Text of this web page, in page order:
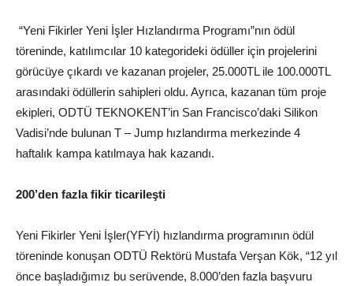
“Yeni Fikirler Yeni İşler Hızlandırma Programı”nın ödül
töreninde, katılımcılar 10 kategorideki ödüller için projelerini
görücüye çıkardı ve kazanan projeler, 25.000TL ile 100.000TL
arasındaki ödüllerin sahipleri oldu. Ayrıca, kazanan tüm proje
ekipleri, ODTÜ TEKNOKENT’in San Francisco’daki Silikon
Vadisi’nde bulunan T – Jump hızlandırma merkezinde 4
haftalık kampa katılmaya hak kazandı.
200’den fazla fikir ticarileşti
Yeni Fikirler Yeni İşler(YFYİ) hızlandırma programının ödül
töreninde konuşan ODTÜ Rektörü Mustafa Verşan Kök, “12 yıl
önce başladığımız bu serüvende, 8.000’den fazla başvuru